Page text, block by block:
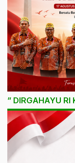
” DIRGAHAYU RI